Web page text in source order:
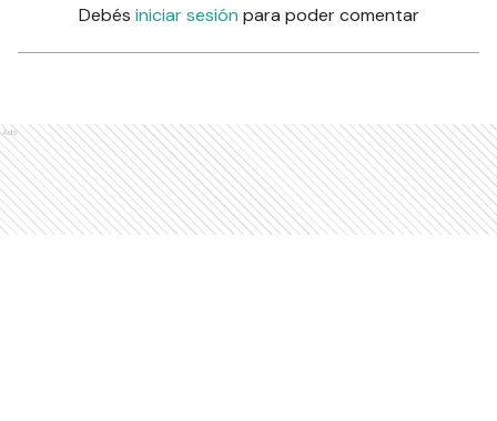
Debés iniciar sesión para poder comentar
Ads